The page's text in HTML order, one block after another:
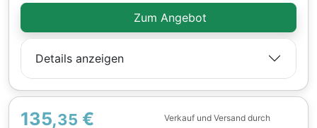
Zum Angebot
Details anzeigen
135,35 € Verkauf und Versand durch